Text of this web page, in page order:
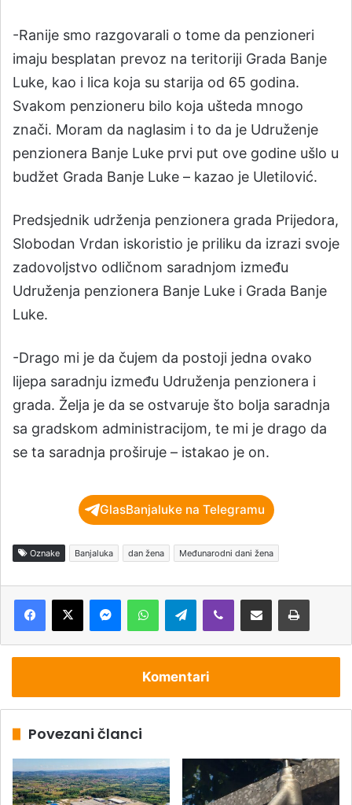
-Ranije smo razgovarali o tome da penzioneri
imaju besplatan prevoz na teritoriji Grada Banje
Luke, kao i lica koja su starija od 65 godina.
Svakom penzioneru bilo koja ušteda mnogo
znači. Moram da naglasim i to da je Udruženje
penzionera Banje Luke prvi put ove godine ušlo u
budžet Grada Banje Luke – kazao je Uletilović.
Predsjednik udrženja penzionera grada Prijedora,
Slobodan Vrdan iskoristio je priliku da izrazi svoje
zadovoljstvo odličnom saradnjom između
Udruženja penzionera Banje Luke i Grada Banje
Luke.
-Drago mi je da čujem da postoji jedna ovako
lijepa saradnju između Udruženja penzionera i
grada. Želja je da se ostvaruje što bolja saradnja
sa gradskom administracijom, te mi je drago da
se ta saradnja proširuje – istakao je on.
GlasBanjaluke na Telegramu
Oznake Banjaluka dan žena Međunarodni dani žena
Telegram
Komentari
Povezani članci